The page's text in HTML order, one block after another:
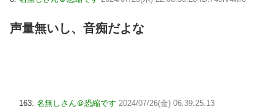
声量無いし、音痴だよな
163: 名無しさん＠恐縮です 2024/07/26(金) 06:39:25.13